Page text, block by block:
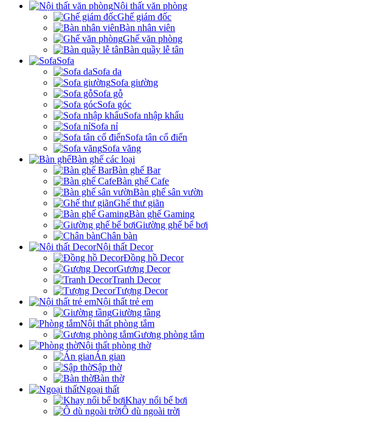
Nội thất văn phòng
Ghế giám đốc
Bàn nhân viên
Ghế văn phòng
Bàn quầy lễ tân
Sofa
Sofa da
Sofa giường
Sofa gỗ
Sofa góc
Sofa nhập khẩu
Sofa nỉ
Sofa tân cổ điển
Sofa văng
Bàn ghế các loại
Bàn ghế Bar
Bàn ghế Cafe
Bàn ghế sân vườn
Ghế thư giãn
Bàn ghế Gaming
Giường ghế bể bơi
Chân bàn
Nội thất Decor
Đồng hồ Decor
Gương Decor
Tranh Decor
Tượng Decor
Nội thất trẻ em
Giường tầng
Nội thất phòng tắm
Gương phòng tắm
Nội thất phòng thờ
Án gian
Sập thờ
Bàn thờ
Ngoại thất
Khay nổi bể bơi
Ô dù ngoài trời